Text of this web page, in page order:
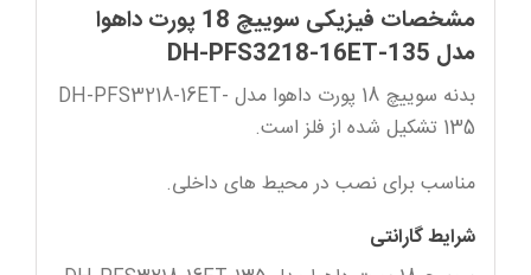
مشخصات فیزیکی سوییچ 18 پورت داهوا
مدل DH-PFS3218-16ET-135
بدنه سوییچ 18 پورت داهوا مدل DH-PFS3218-16ET-
135 تشکیل شده از فلز است.
مناسب برای نصب در محیط های داخلی.
شرایط گارانتی